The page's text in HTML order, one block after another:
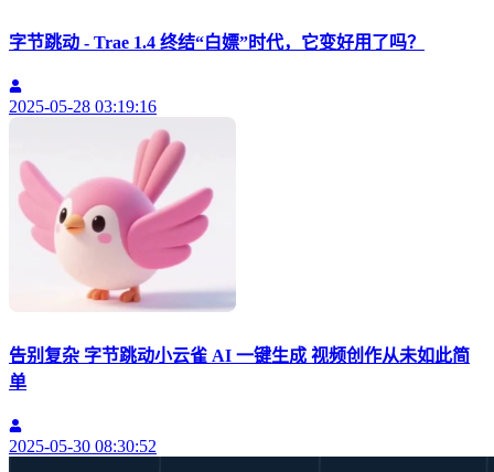
字节跳动 - Trae 1.4 终结“白嫖”时代，它变好用了吗？
2025-05-28 03:19:16
告别复杂 字节跳动小云雀 AI 一键生成 视频创作从未如此简
单
2025-05-30 08:30:52